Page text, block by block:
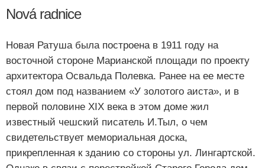
Nová radnice
Новая Ратуша была построена в 1911 году на
восточной стороне Марианской площади по проекту
архитектора Освальда Полевка. Ранее на ее месте
стоял дом под названием «У золотого аиста», и в
первой половине XIX века в этом доме жил
известный чешский писатель И.Тыл, о чем
свидетельствует мемориальная доска,
прикрепленная к зданию со стороны ул. Лингартской.